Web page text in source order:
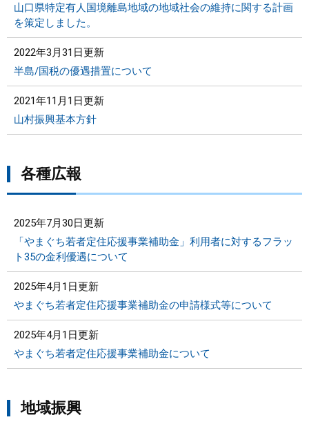
山口県特定有人国境離島地域の地域社会の維持に関する計画
を策定しました。
2022年3月31日更新
半島/国税の優遇措置について
2021年11月1日更新
山村振興基本方針
各種広報
2025年7月30日更新
「やまぐち若者定住応援事業補助金」利用者に対するフラッ
ト35の金利優遇について
2025年4月1日更新
やまぐち若者定住応援事業補助金の申請様式等について
2025年4月1日更新
やまぐち若者定住応援事業補助金について
地域振興